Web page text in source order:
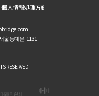
個人情報処理方針
울동대문-1131
RESERVED.